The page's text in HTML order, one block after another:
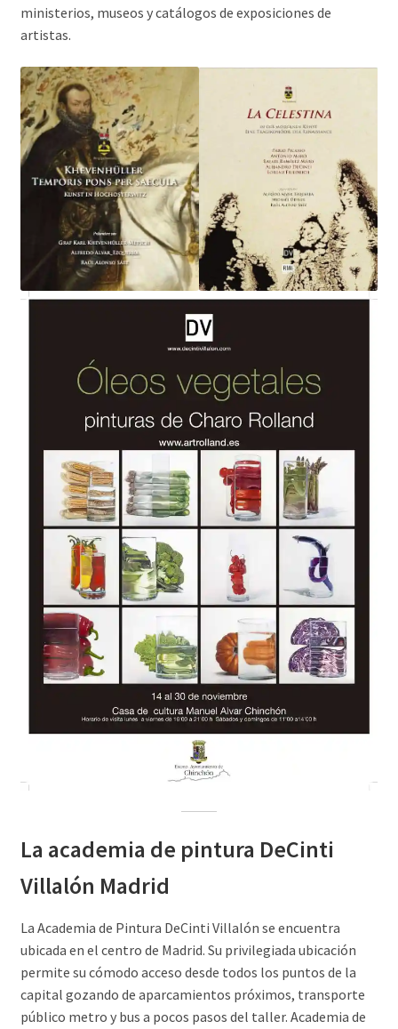
ministerios, museos y catálogos de exposiciones de
artistas.
La academia de pintura DeCinti
Villalón Madrid
La Academia de Pintura DeCinti Villalón se encuentra
ubicada en el centro de Madrid. Su privilegiada ubicación
permite su cómodo acceso desde todos los puntos de la
capital gozando de aparcamientos próximos, transporte
público metro y bus a pocos pasos del taller. Academia de